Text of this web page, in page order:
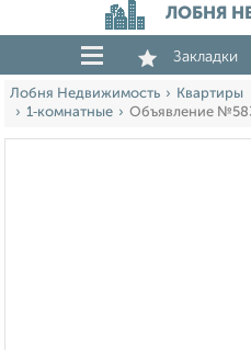
ЛОБНЯ
Закладки
Лобня Недвижимость Квартиры
1‑комнатные
Объявление